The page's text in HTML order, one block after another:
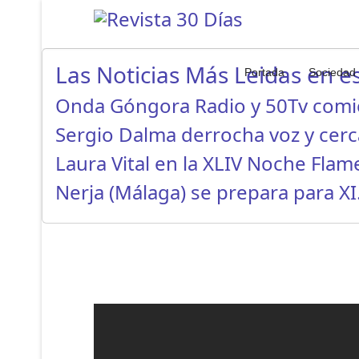
Portada Sociedad
Las Noticias Más Leidas en
Onda Góngora Radio y 50Tv
Sergio Dalma derrocha voz y
Laura Vital en la XLIV Noche
Nerja (Málaga) se prepara para